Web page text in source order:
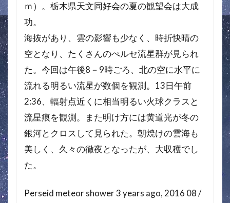
ｍ）。栃木県天文同好会の夏の観望会は大成
功。
海抜があり、雲の影響も少なく、時折快晴の
空となり、たくさんのぺルセ流星群が見られ
た。今回は午後8－9時ごろ、北の空に水平に
流れる明るい流星が数個を観測。13日午前
2:36、輻射点近くに相当明るい火球クラスと
流星痕を観測。また明け方には黄道光が冬の
銀河とクロスして見られた。朝焼けの雲海も
美しく、久々の徹夜となったが、大収穫でし
た。
Perseid meteor shower 3 years ago, 2016 08 /